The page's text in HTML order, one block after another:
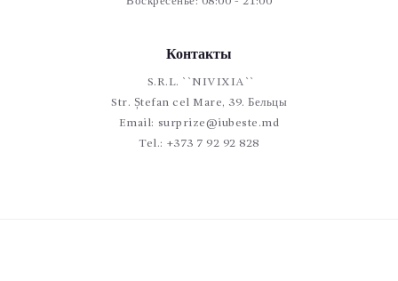
Контакты
S.R.L. ``NIVIXIA``
Str. Ștefan cel Mare, 39. Бельцы
Email: surprize@iubeste.md
Tel.: +373 7 92 92 828